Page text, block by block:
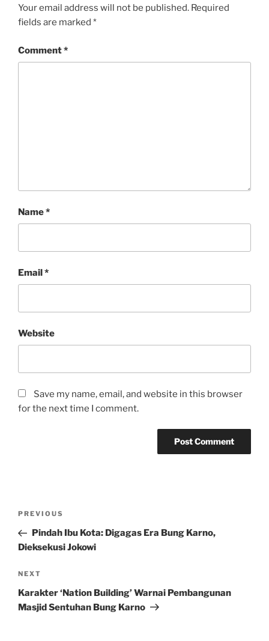
Your email address will not be published. Required
fields are marked *
Comment*
Name*
Email*
Website
Save my name, email, and website in this browser
for the next time I comment.
Previous
Post
PREVIOUS
Pindah Ibu Kota: Digagas Era Bung Karno,
Dieksekusi Jokowi
Next
Post
NEXT
Karakter ‘Nation Building’ Warnai Pembangunan
Masjid Sentuhan Bung Karno